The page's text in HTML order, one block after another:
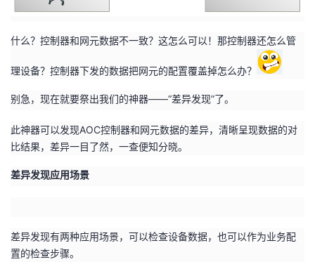
坛
圈
子
的
直
我
的
我
注
开
学
的
我
持
什么？控制器和网元数据不一致？这怎么可以！那控制器还怎么管
理设备？控制器下发的数据把网元的配置覆盖掉怎么办？
别急，现在就要祭出我们的神器——“差异发现”了。
此神器可以发现AOC控制器和网元数据的差异，清晰呈现数据的对
比结果，差异一目了然，一查便知分晓。
差异发现应用场景
差异发现有两种应用场景，可以检查设备数据，也可以作为业务配
置的检查步骤。